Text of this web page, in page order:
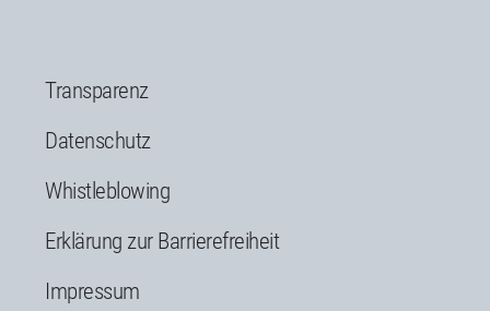
Transparenz
Datenschutz
Whistleblowing
Erklärung zur Barrierefreiheit
Impressum